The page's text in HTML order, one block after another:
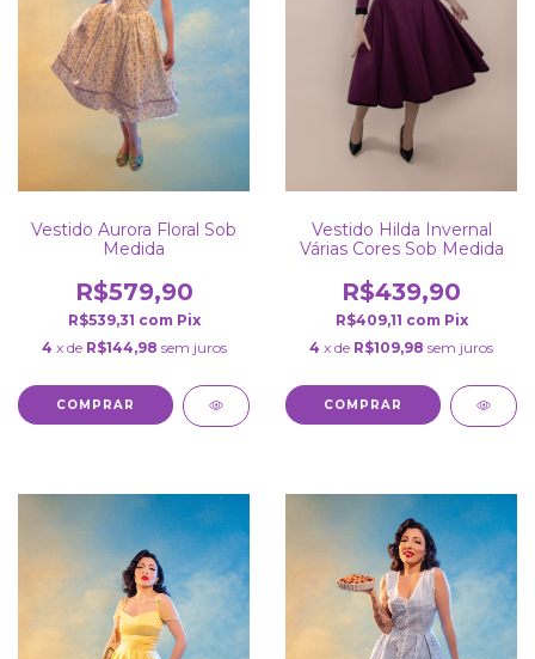
Vestido Aurora Floral Sob
Medida
R$579,90
R$539,31 com Pix
4 x de R$144,98 sem juros
COMPRAR
Vestido Hilda Invernal
Várias Cores Sob Medida
R$439,90
R$409,11 com Pix
4 x de R$109,98 sem juros
COMPRAR